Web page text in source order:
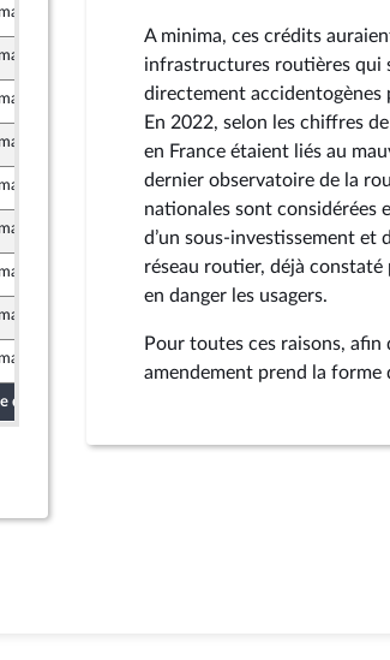
2024
2024
2024
2024
2024
2024
2024
2024
2024
de dépôt
A minima, ces crédits
infrastructures routières qui
directement accidentogènes
En 2022, selon les chiffres
en France étaient liés au
dernier observatoire de la
nationales sont considérées
d’un sous-investissement et
réseau routier, déjà
en danger les usagers.
Pour toutes ces raisons, afin
amendement prend la forme